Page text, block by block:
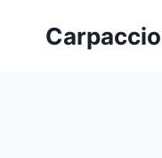
Carpaccio